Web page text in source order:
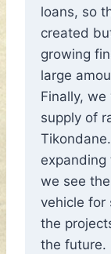
loans, so
created
growing
large
Finally,
supply of
we see
vehicle for
the
the future.